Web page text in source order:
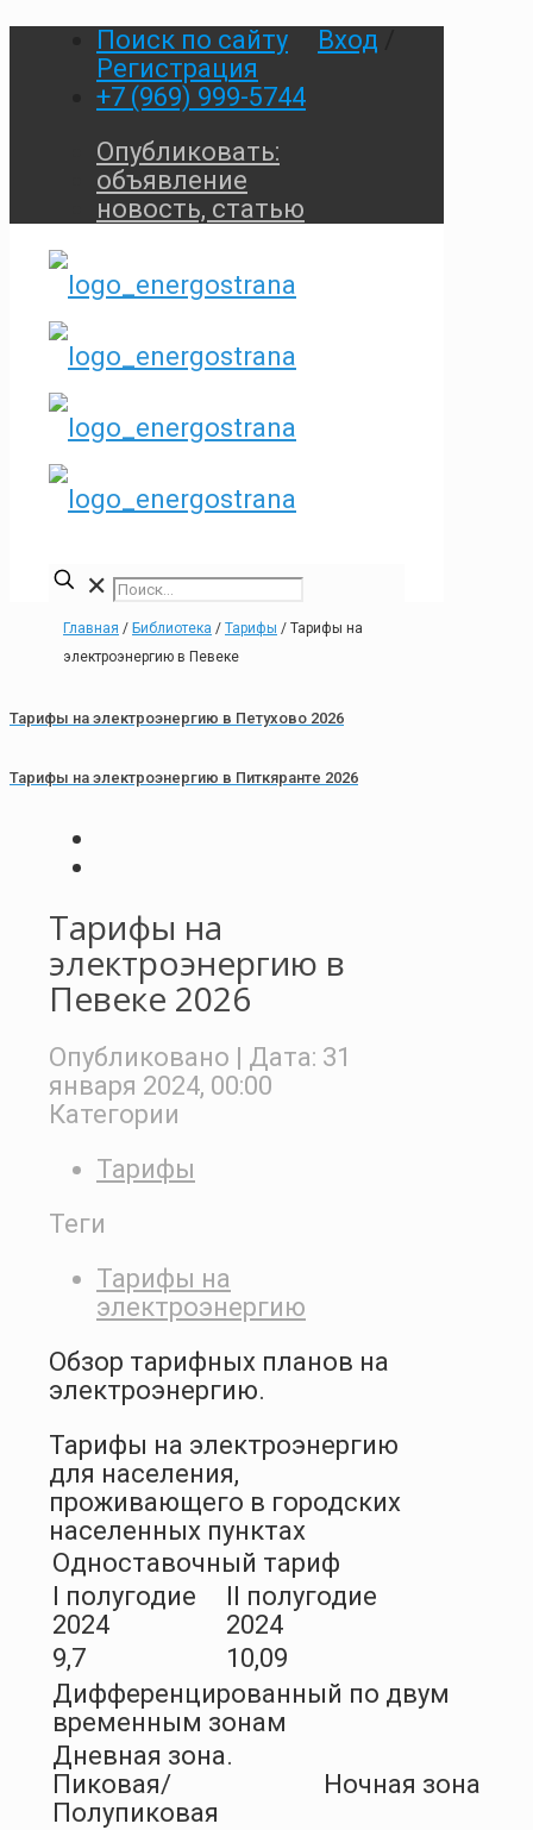
Поиск по сайту Вход
Регистрация
+7 (969) 999-5744
Опубликовать:
объявление
новость, статью
✕
Главная / Библиотека / Тарифы / Тарифы на
электроэнергию в Певеке
Тарифы на электроэнергию в Петухово 2026
Тарифы на электроэнергию в Питкяранте 2026
Тарифы на
электроэнергию в
Певеке 2026
Опубликовано | Дата: 31
января 2024, 00:00
Категории
Тарифы
Теги
Тарифы на
электроэнергию
Обзор тарифных планов на
электроэнергию.
Тарифы на электроэнергию
для населения,
проживающего в городских
населенных пунктах
Одноставочный тариф
I полугодие
2024
II полугодие
2024
9,7
10,09
Дифференцированный по двум
временным зонам
Дневная зона.
Пиковая/
Полупиковая
Ночная зона